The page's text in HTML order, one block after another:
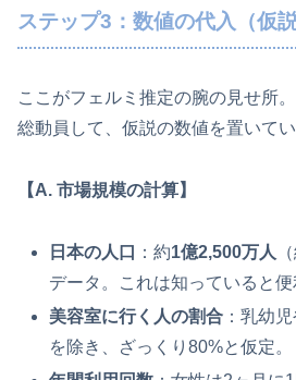
ステップ3：数値の代入（仮説
ここがフェルミ推定の腕の見せ所
総動員して、仮説の数値を置いてい
【A. 市場規模の計算】
日本の人口 ：約1億2,500万人
データ。これは知っていると便
美容室に行く人の割合 ：乳幼
を除き、ざっくり80%と仮定。